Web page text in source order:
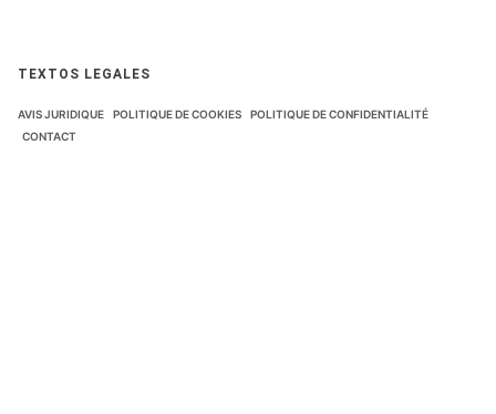
TEXTOS LEGALES
AVIS JURIDIQUE POLITIQUE DE COOKIES
POLITIQUE DE CONFIDENTIALITÉ
CONTACT